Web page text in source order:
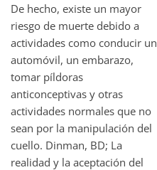
De hecho, existe un mayor
riesgo de muerte debido a
actividades como conducir un
automóvil, un embarazo,
tomar píldoras
anticonceptivas y otras
actividades normales que no
sean por la manipulación del
cuello. Dinman, BD; La
realidad y la aceptación del